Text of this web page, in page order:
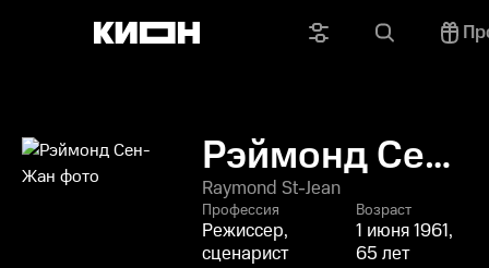
Рэймонд Сен-
Жан
Raymond St-Jean
Профессия
Режиссер,
сценарист
Возраст
1 июня 1961,
65 лет